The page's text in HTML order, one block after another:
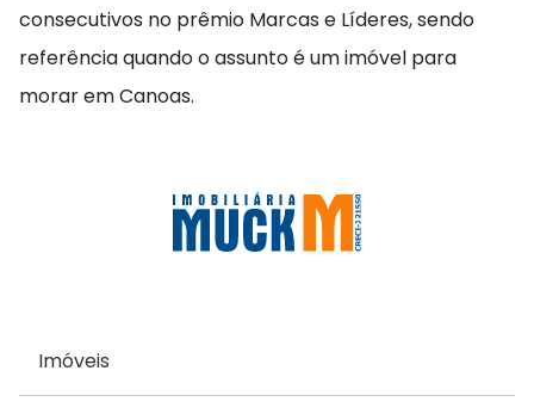
consecutivos no prêmio Marcas e Líderes, sendo
referência quando o assunto é um imóvel para
morar em Canoas.
Imóveis